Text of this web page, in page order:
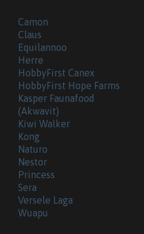
Camon
Claus
Equilannoo
Herre
HobbyFirst Canex
HobbyFirst Hope Farms
Kasper Faunafood
(Akwavit)
Kiwi Walker
Kong
Naturo
Nestor
Princess
Sera
Versele Laga
Wuapu